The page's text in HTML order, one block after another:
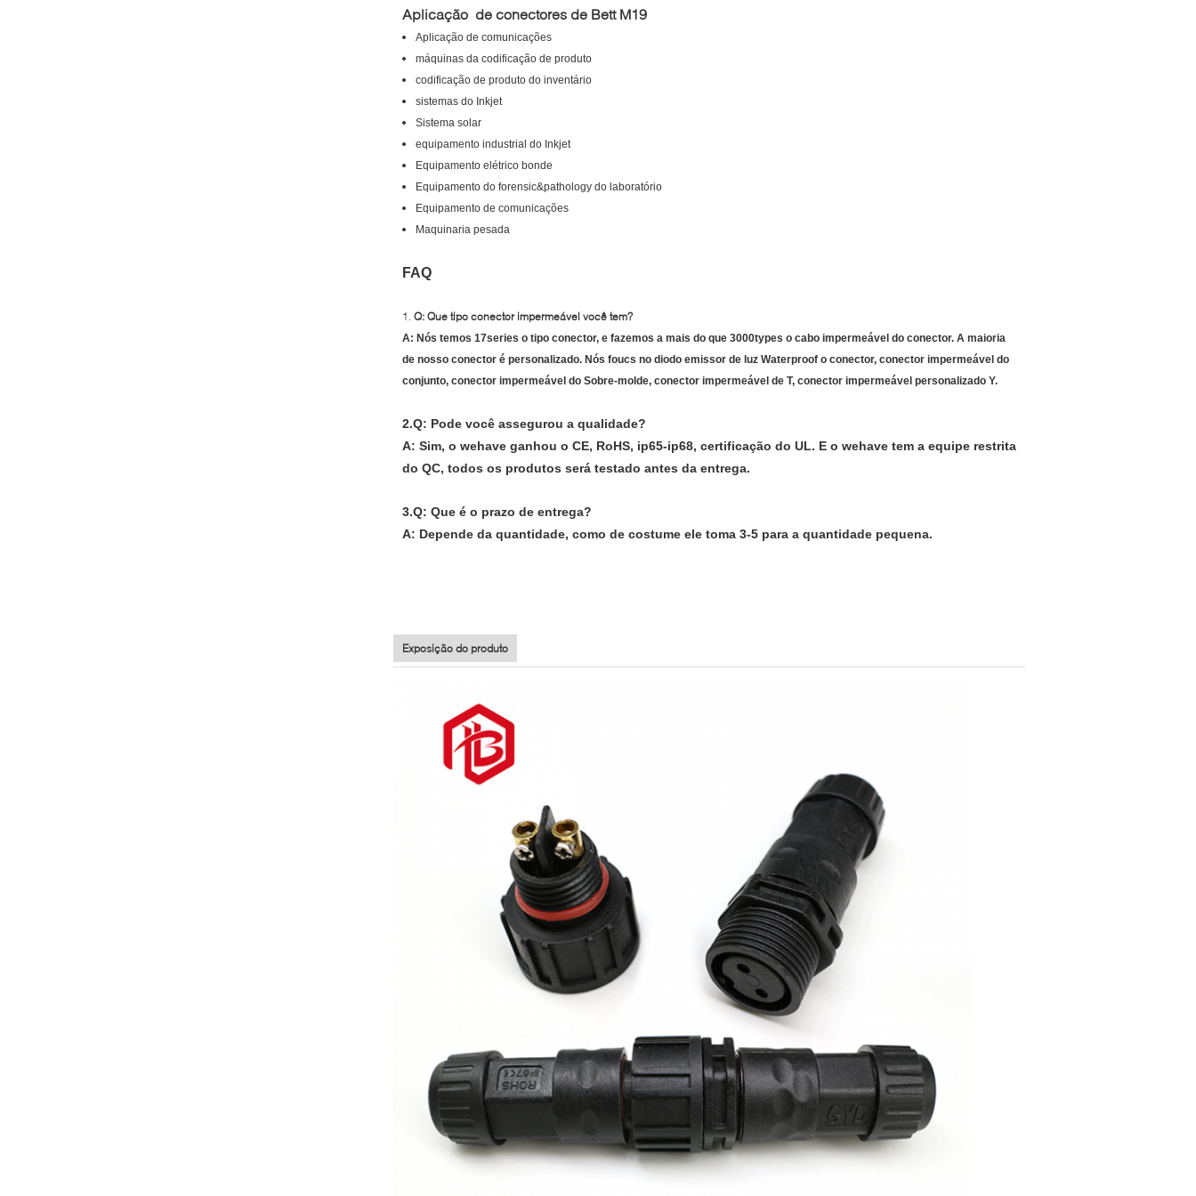
Aplicação de conectores de Bett M19
Aplicação de comunicações
máquinas da codificação de produto
codificação de produto do inventário
sistemas do Inkjet
Sistema solar
equipamento industrial do Inkjet
Equipamento elétrico bonde
Equipamento do forensic&pathology do laboratório
Equipamento de comunicações
Maquinaria pesada
FAQ
1. Q: Que tipo conector impermeável você tem?
A: Nós temos 17series o tipo conector, e fazemos a mais do que 3000types o cabo impermeável do conector. A maioria
de nosso conector é personalizado. Nós foucs no diodo emissor de luz Waterproof o conector, conector impermeável do
conjunto, conector impermeável do Sobre-molde, conector impermeável de T, conector impermeável personalizado Y.
2.Q: Pode você assegurou a qualidade?
A: Sim, o wehave ganhou o CE, RoHS, ip65-ip68, certificação do UL. E o wehave tem a equipe restrita
do QC, todos os produtos será testado antes da entrega.
3.Q: Que é o prazo de entrega?
A: Depende da quantidade, como de costume ele toma 3-5 para a quantidade pequena.
Exposição do produto